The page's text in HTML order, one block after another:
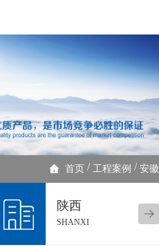
首页 / 工程案例 / 安徽
陕西
SHANXI